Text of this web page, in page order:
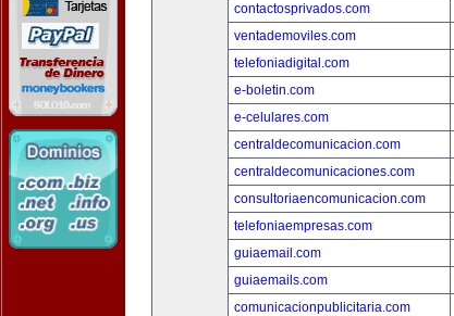
contactosprivados.com
ventademoviles.com
telefoniadigital.com
e-boletin.com
e-celulares.com
centraldecomunicacion.com
centraldecomunicaciones.com
consultoriaencomunicacion.com
telefoniaempresas.com
guiaemail.com
guiaemails.com
comunicacionpublicitaria.com